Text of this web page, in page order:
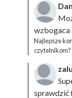
wzbogaca
Najlepsze
czytelnikom?
sprawdzić